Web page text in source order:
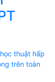
thuật hấp
trên toàn